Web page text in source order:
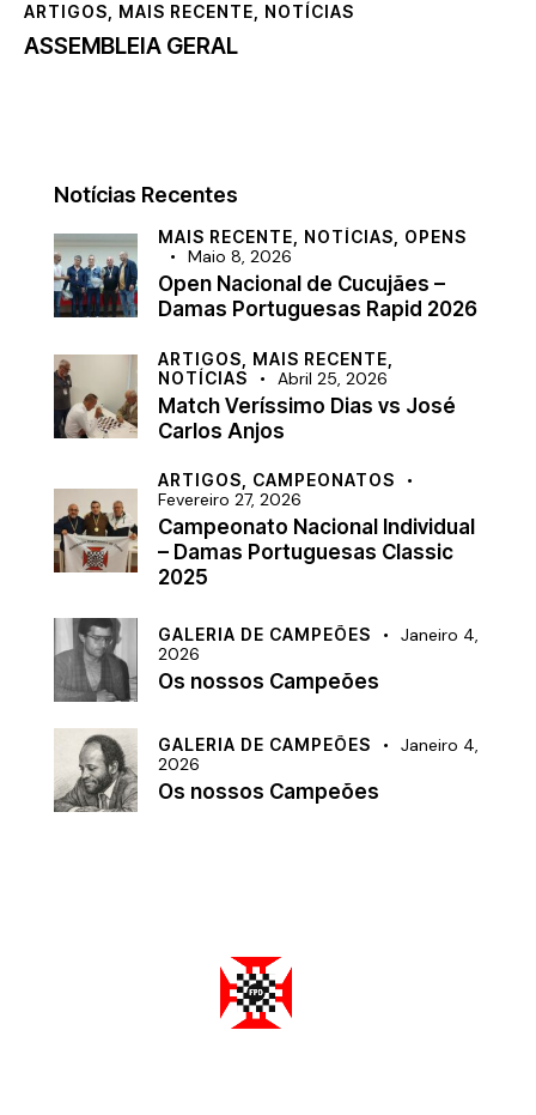
ARTIGOS MAIS RECENTE NOTÍCIAS
ASSEMBLEIA GERAL
Notícias Recentes
MAIS RECENTE, NOTÍCIAS, OPENS
Maio 8, 2026
Open Nacional de Cucujães –
Damas Portuguesas Rapid 2026
ARTIGOS, MAIS RECENTE,
NOTÍCIAS
Abril 25, 2026
Match Veríssimo Dias vs José
Carlos Anjos
ARTIGOS, CAMPEONATOS
Fevereiro 27, 2026
Campeonato Nacional Individual
– Damas Portuguesas Classic
2025
GALERIA DE CAMPEÕES
Janeiro 4,
2026
Os nossos Campeões
GALERIA DE CAMPEÕES
Janeiro 4,
2026
Os nossos Campeões